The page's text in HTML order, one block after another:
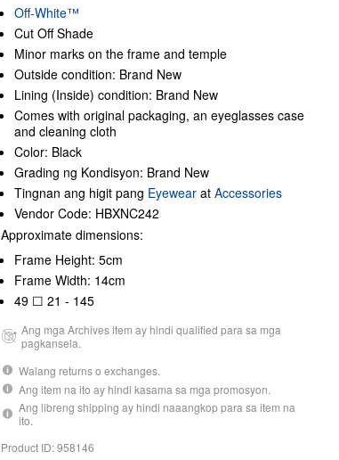
Off-White™
Cut Off Shade
Minor marks on the frame and temple
Outside condition: Brand New
Lining (Inside) condition: Brand New
Comes with original packaging, an eyeglasses case
and cleaning cloth
Color: Black
Grading ng Kondisyon: Brand New
Tingnan ang higit pang Eyewear at Accessories
Vendor Code: HBXNC242
Approximate dimensions:
Frame Height: 5cm
Frame Width: 14cm
49 ☐ 21 - 145
Ang mga Archives item ay hindi qualified para sa mga
pagkansela.
Walang returns o exchanges.
Ang item na ito ay hindi kasama sa mga promosyon.
Ang libreng shipping ay hindi naaangkop para sa item na
ito.
Product ID: 958146